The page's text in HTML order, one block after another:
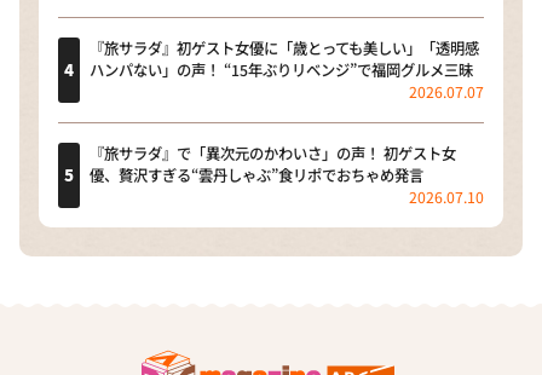
『旅サラダ』初ゲスト女優に「歳とっても美しい」「透明感
ハンパない」の声！ “15年ぶりリベンジ”で福岡グルメ三昧
2026.07.07
『旅サラダ』で「異次元のかわいさ」の声！ 初ゲスト女
優、贅沢すぎる“雲丹しゃぶ”食リポでおちゃめ発言
2026.07.10